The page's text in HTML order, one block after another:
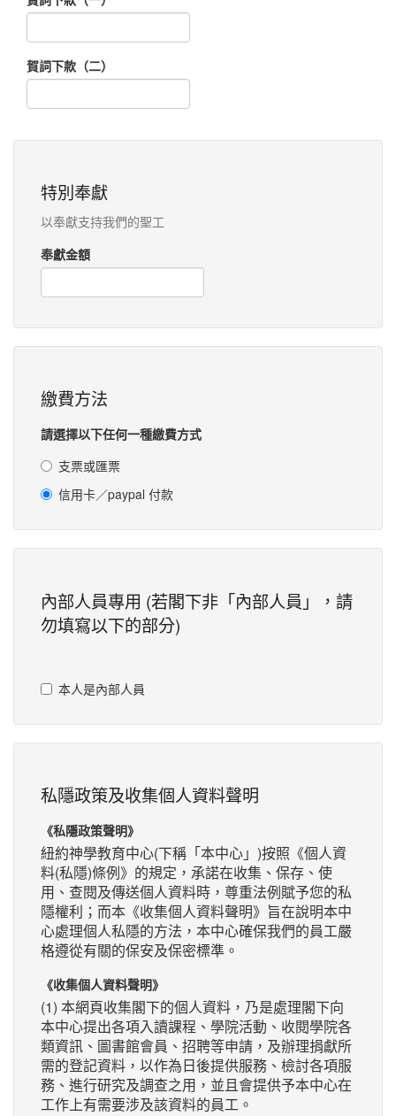
賀詞下款（二）
特別奉獻
以奉獻支持我們的聖工
奉獻金額
繳費方法
請選擇以下任何一種繳費方式
支票或匯票
信用卡／paypal 付款
內部人員專用 (若閣下非「內部人員」，請
勿填寫以下的部分)
本人是內部人員
私隱政策及收集個人資料聲明
《私隱政策聲明》
紐約神學教育中心(下稱「本中心」)按照《個人資
料(私隱)條例》的規定，承諾在收集、保存、使
用、查閱及傳送個人資料時，尊重法例賦予您的私
隱權利；而本《收集個人資料聲明》旨在說明本中
心處理個人私隱的方法，本中心確保我們的員工嚴
格遵從有關的保安及保密標準。
《收集個人資料聲明》
(1) 本網頁收集閣下的個人資料，乃是處理閣下向
本中心提出各項入讀課程、學院活動、收閱學院各
類資訊、圖書館會員、招聘等申請，及辦理捐獻所
需的登記資料，以作為日後提供服務、檢討各項服
務、進行研究及調查之用，並且會提供予本中心在
工作上有需要涉及該資料的員工。